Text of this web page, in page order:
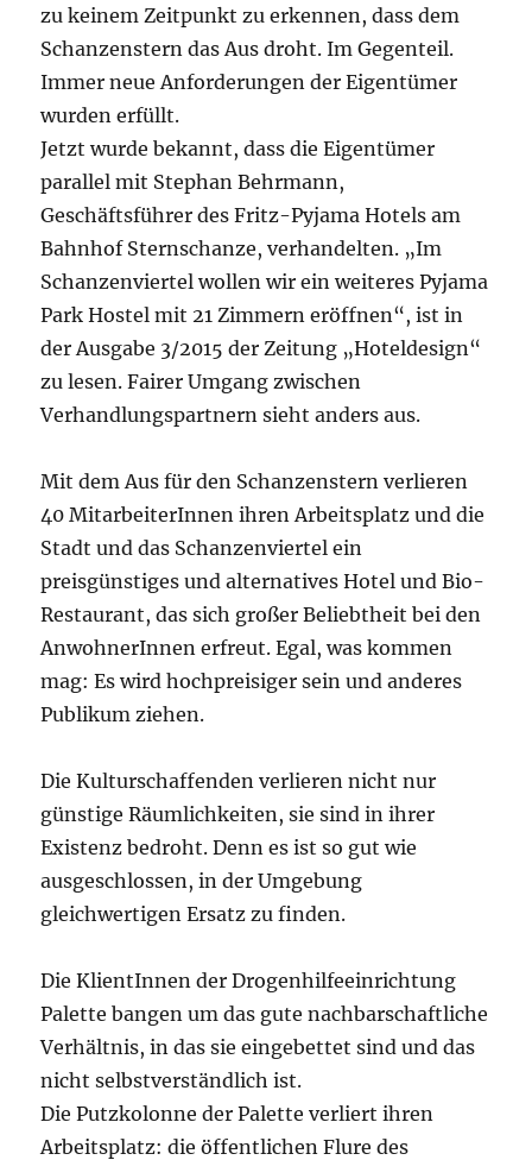
zu keinem Zeitpunkt zu erkennen, dass dem
Schanzenstern das Aus droht. Im Gegenteil.
Immer neue Anforderungen der Eigentümer
wurden erfüllt.
Jetzt wurde bekannt, dass die Eigentümer
parallel mit Stephan Behrmann,
Geschäftsführer des Fritz-Pyjama Hotels am
Bahnhof Sternschanze, verhandelten. „Im
Schanzenviertel wollen wir ein weiteres Pyjama
Park Hostel mit 21 Zimmern eröffnen“, ist in
der Ausgabe 3/2015 der Zeitung „Hoteldesign“
zu lesen. Fairer Umgang zwischen
Verhandlungspartnern sieht anders aus.
Mit dem Aus für den Schanzenstern verlieren
40 MitarbeiterInnen ihren Arbeitsplatz und die
Stadt und das Schanzenviertel ein
preisgünstiges und alternatives Hotel und Bio-
Restaurant, das sich großer Beliebtheit bei den
AnwohnerInnen erfreut. Egal, was kommen
mag: Es wird hochpreisiger sein und anderes
Publikum ziehen.
Die Kulturschaffenden verlieren nicht nur
günstige Räumlichkeiten, sie sind in ihrer
Existenz bedroht. Denn es ist so gut wie
ausgeschlossen, in der Umgebung
gleichwertigen Ersatz zu finden.
Die KlientInnen der Drogenhilfeeinrichtung
Palette bangen um das gute nachbarschaftliche
Verhältnis, in das sie eingebettet sind und das
nicht selbstverständlich ist.
Die Putzkolonne der Palette verliert ihren
Arbeitsplatz: die öffentlichen Flure des